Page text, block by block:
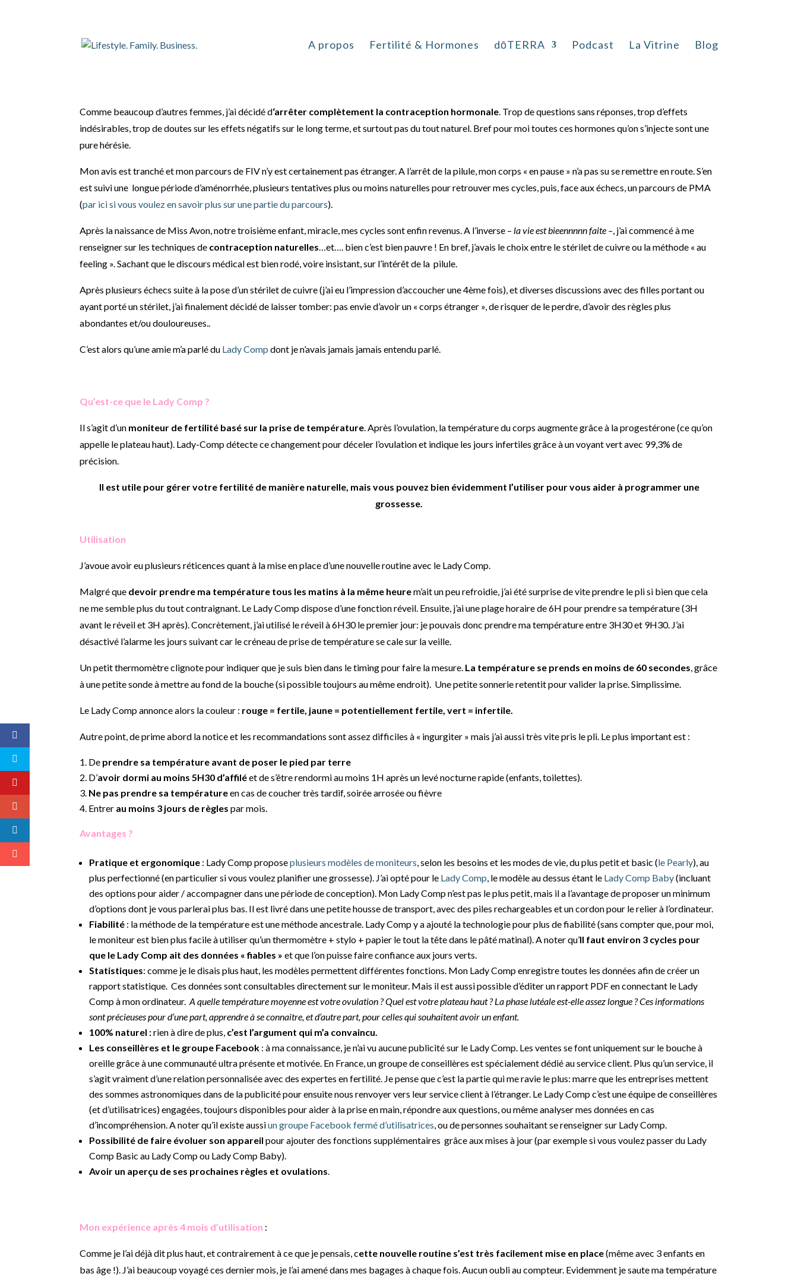
A propos Fertilité & Hormones dōTERRA Podcast La Vitrine Blog
Comme beaucoup d’autres femmes, j’ai décidé d‘arrêter complètement la contraception hormonale. Trop de questions sans réponses, trop d’effets
indésirables, trop de doutes sur les effets négatifs sur le long terme, et surtout pas du tout naturel. Bref pour moi toutes ces hormones qu’on s’injecte sont une
pure hérésie.
Mon avis est tranché et mon parcours de FIV n’y est certainement pas étranger. A l’arrêt de la pilule, mon corps « en pause » n’a pas su se remettre en route. S’en
est suivi une longue période d’aménorrhée, plusieurs tentatives plus ou moins naturelles pour retrouver mes cycles, puis, face aux échecs, un parcours de PMA
(par ici si vous voulez en savoir plus sur une partie du parcours).
Après la naissance de Miss Avon, notre troisième enfant, miracle, mes cycles sont enfin revenus. A l’inverse –la vie est bieennnnn faite –, j’ai commencé à me
renseigner sur les techniques de contraception naturelles…et…. bien c’est bien pauvre ! En bref, j’avais le choix entre le stérilet de cuivre ou la méthode « au
feeling ». Sachant que le discours médical est bien rodé, voire insistant, sur l’intérêt de la pilule.
Après plusieurs échecs suite à la pose d’un stérilet de cuivre (j’ai eu l’impression d’accoucher une 4ème fois), et diverses discussions avec des filles portant ou
ayant porté un stérilet, j’ai finalement décidé de laisser tomber: pas envie d’avoir un « corps étranger », de risquer de le perdre, d’avoir des règles plus
abondantes et/ou douloureuses..
C’est alors qu’une amie m’a parlé du Lady Comp dont je n’avais jamais jamais entendu parlé.
Qu’est-ce que le Lady Comp ?
Il s’agit d’un moniteur de fertilité basé sur la prise de température. Après l’ovulation, la température du corps augmente grâce à la progestérone (ce qu’on
appelle le plateau haut). Lady-Comp détecte ce changement pour déceler l’ovulation et indique les jours infertiles grâce à un voyant vert avec 99,3% de
précision.
Il est utile pour gérer votre fertilité de manière naturelle, mais vous pouvez bien évidemment l’utiliser pour vous aider à programmer une
grossesse.
Utilisation
J’avoue avoir eu plusieurs réticences quant à la mise en place d’une nouvelle routine avec le Lady Comp.
Malgré que devoir prendre ma température tous les matins à la même heurem’ait un peu refroidie, j’ai été surprise de vite prendre le pli si bien que cela
ne me semble plus du tout contraignant. Le Lady Comp dispose d’une fonction réveil. Ensuite, j’ai une plage horaire de 6H pour prendre sa température (3H
avant le réveil et 3H après). Concrètement, j’ai utilisé le réveil à 6H30 le premier jour: je pouvais donc prendre ma température entre 3H30 et 9H30. J’ai
désactivé l’alarme les jours suivant car le créneau de prise de température se cale sur la veille.
Un petit thermomètre clignote pour indiquer que je suis bien dans le timing pour faire la mesure. La température se prends en moins de 60 secondes, grâce
à une petite sonde à mettre au fond de la bouche (si possible toujours au même endroit). Une petite sonnerie retentit pour valider la prise. Simplissime.
Le Lady Comp annonce alors la couleur : rouge = fertile, jaune = potentiellement fertile, vert = infertile.
Autre point,de prime abord la notice et les recommandations sont assez difficiles à « ingurgiter » mais j’ai aussi très vite pris le pli. Le plus important est :
De prendre sa température avant de poser le pied par terre
D’avoir dormi au moins 5H30 d’affiléet de s’être rendormi au moins 1H après un levé nocturne rapide (enfants, toilettes).
Ne pas prendre sa températureen cas de coucher très tardif, soirée arrosée ou fièvre
Entrer au moins 3 jours de règles par mois.
Avantages ?
Pratique et ergonomique : Lady Comp proposeplusieurs modèles de moniteurs, selon les besoins et les modes de vie, du plus petit et basic (le Pearly), au
plus perfectionné (en particulier si vous voulez planifier une grossesse). J’ai opté pour le Lady Comp, le modèle au dessus étant le Lady Comp Baby(incluant
des options pour aider / accompagner dans une période de conception). Mon Lady Comp n’est pas le plus petit, mais il a l’avantage de proposer un minimum
d’options dont je vous parlerai plus bas. Il est livré dans une petite housse de transport, avec des piles rechargeables et un cordon pour le relier à l’ordinateur.
Fiabilité : la méthode de la température est une méthode ancestrale. Lady Comp y a ajouté la technologie pour plus de fiabilité (sans compter que, pour moi,
le moniteur est bien plus facile à utiliser qu’un thermomètre + stylo + papier le tout la tête dans le pâté matinal). A noter qu’Il faut environ 3 cycles pour
que le Lady Comp ait des données « fiables »et que l’on puisse faire confiance aux jours verts.
Statistiques: comme je le disais plus haut, les modèles permettent différentes fonctions. Mon Lady Comp enregistre toutes les données afin de créer un
rapport statistique. Ces données sont consultables directement sur le moniteur. Mais il est aussi possible d’éditer un rapport PDF en connectant le Lady
Comp à mon ordinateur. A quelle température moyenne est votre ovulation ? Quel est votre plateau haut ? La phase lutéale est-elle assez longue ? Ces informations
sont précieuses pour d’une part, apprendre à se connaitre, et d’autre part, pour celles qui souhaitent avoir un enfant.
100% naturel :rien à dire de plus, c’est l’argument qui m’a convaincu.
Les conseillères et le groupe Facebook : à ma connaissance, je n’ai vu aucune publicité sur le Lady Comp. Les ventes se font uniquement sur le bouche à
oreille grâce à une communauté ultra présente et motivée. En France, un groupe de conseillères est spécialement dédié au service client. Plus qu’un service, il
s’agit vraiment d’une relation personnalisée avec des expertes en fertilité. Je pense que c’est la partie qui me ravie le plus: marre que les entreprises mettent
des sommes astronomiques dans de la publicité pour ensuite nous renvoyer vers leur service client à l’étranger. Le Lady Comp c’est une équipe de conseillères
(et d’utilisatrices) engagées, toujours disponibles pour aider à la prise en main, répondre aux questions, ou même analyser mes données en cas
d’incompréhension. A noter qu’il existe aussiun groupe Facebook fermé d’utilisatrices, ou de personnes souhaitant se renseigner sur Lady Comp.
Possibilité de faire évoluer son appareil pour ajouter des fonctions supplémentaires grâce aux mises à jour (par exemple si vous voulez passer du Lady
Comp Basic au Lady Comp ou Lady Comp Baby).
Avoir un aperçu de ses prochaines règles et ovulations.
Mon expérience après 4 mois d’utilisation :
Comme je l’ai déjà dit plus haut, et contrairement à ce que je pensais, cette nouvelle routine s’est très facilement mise en place(même avec 3 enfants en
bas âge !). J’ai beaucoup voyagé ces dernier mois, je l’ai amené dans mes bagages à chaque fois. Aucun oubli au compteur. Evidemment je saute ma température